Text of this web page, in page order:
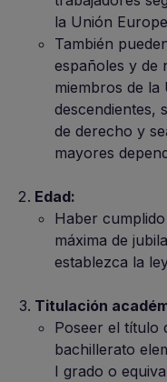
la Unión
También
españoles y de
miembros de la
descendientes,
de derecho y
mayores
Edad:
Haber cumplido
máxima de
establezca la
Titulación
Poseer el título
bachillerato
I grado o